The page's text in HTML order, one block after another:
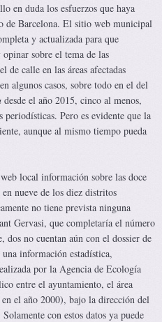
en duda los esfuerzos que haya
de Barcelona. El sitio web municipal
y actualizada para que
sobre el tema de las
de calle en las áreas afectadas
algunos casos, sobre todo en el del
desde el año 2015, cinco al menos,
periodísticas. Pero es evidente que la
aunque al mismo tiempo pueda
local información sobre las doce
en nueve de los diez distritos
no tiene prevista ninguna
Gervasi, que completaría el número
dos no cuentan aún con el dossier de
información estadística,
por la Agencia de Ecología
entre el ayuntamiento, el área
el año 2000), bajo la dirección del
con estos datos ya puede